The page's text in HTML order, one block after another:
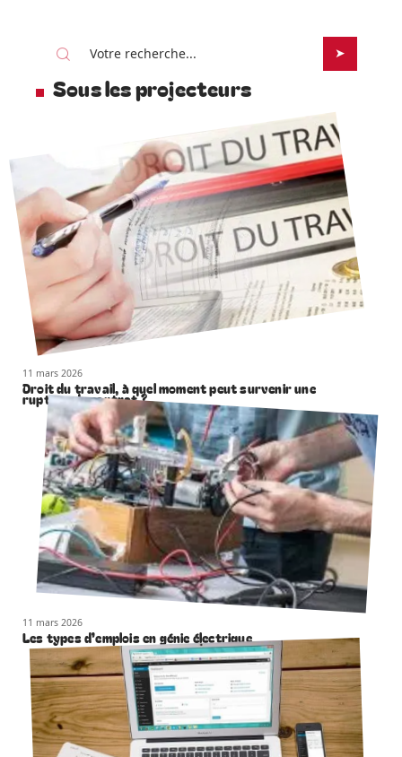
Sous les projecteurs
11 mars 2026
Droit du travail, à quel moment peut survenir une
rupture de contrat ?
11 mars 2026
Les types d’emplois en génie électrique